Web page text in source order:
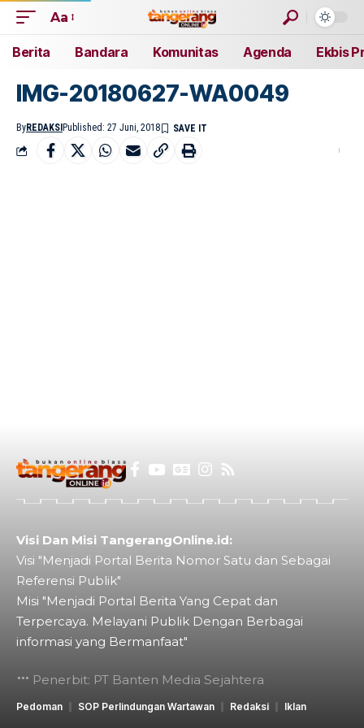
Aa
Berita Bandara Komunitas Agenda Ekbis
IMG-20180627-WA0049
ByREDAKSI Published: 27 Juni, 2018
Visi Dan Misi TangerangOnline.id:
Visi "Menjadi Portal Berita Nomor Satu dan Sebagai
Referensi Publik"
Misi "Menjadi Portal Berita Yang Cepat dan
Terpercaya. Melayani Publik Dengan Berbagai
informasi yang Bermanfaat"
Penerbit: PT Banten Media Sejahtera
Pedoman SOP Perlindungan Wartawan Redaksi Iklan